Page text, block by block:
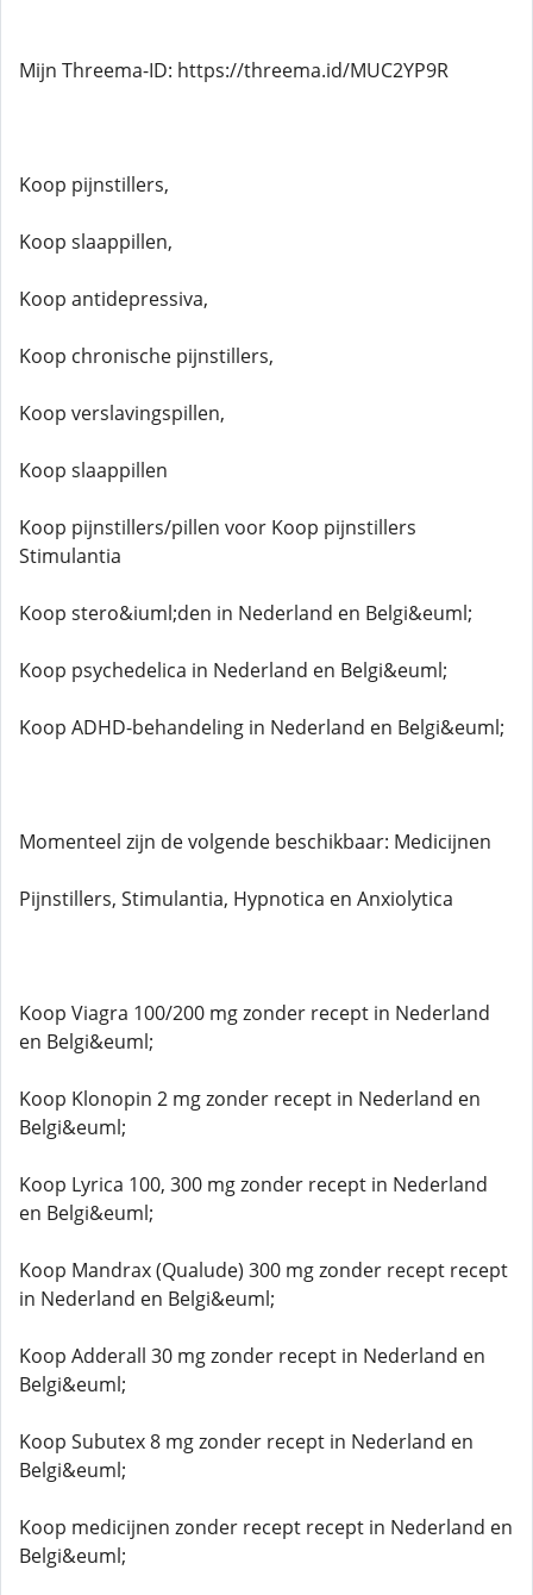
Mijn Threema-ID: https://threema.id/MUC2YP9R
Koop pijnstillers,
Koop slaappillen,
Koop antidepressiva,
Koop chronische pijnstillers,
Koop verslavingspillen,
Koop slaappillen
Koop pijnstillers/pillen voor Koop pijnstillers
Stimulantia
Koop stero&iuml;den in Nederland en Belgi&euml;
Koop psychedelica in Nederland en Belgi&euml;
Koop ADHD-behandeling in Nederland en Belgi&euml;
Momenteel zijn de volgende beschikbaar: Medicijnen
Pijnstillers, Stimulantia, Hypnotica en Anxiolytica
Koop Viagra 100/200 mg zonder recept in Nederland
en Belgi&euml;
Koop Klonopin 2 mg zonder recept in Nederland en
Belgi&euml;
Koop Lyrica 100, 300 mg zonder recept in Nederland
en Belgi&euml;
Koop Mandrax (Qualude) 300 mg zonder recept recept
in Nederland en Belgi&euml;
Koop Adderall 30 mg zonder recept in Nederland en
Belgi&euml;
Koop Subutex 8 mg zonder recept in Nederland en
Belgi&euml;
Koop medicijnen zonder recept recept in Nederland en
Belgi&euml;